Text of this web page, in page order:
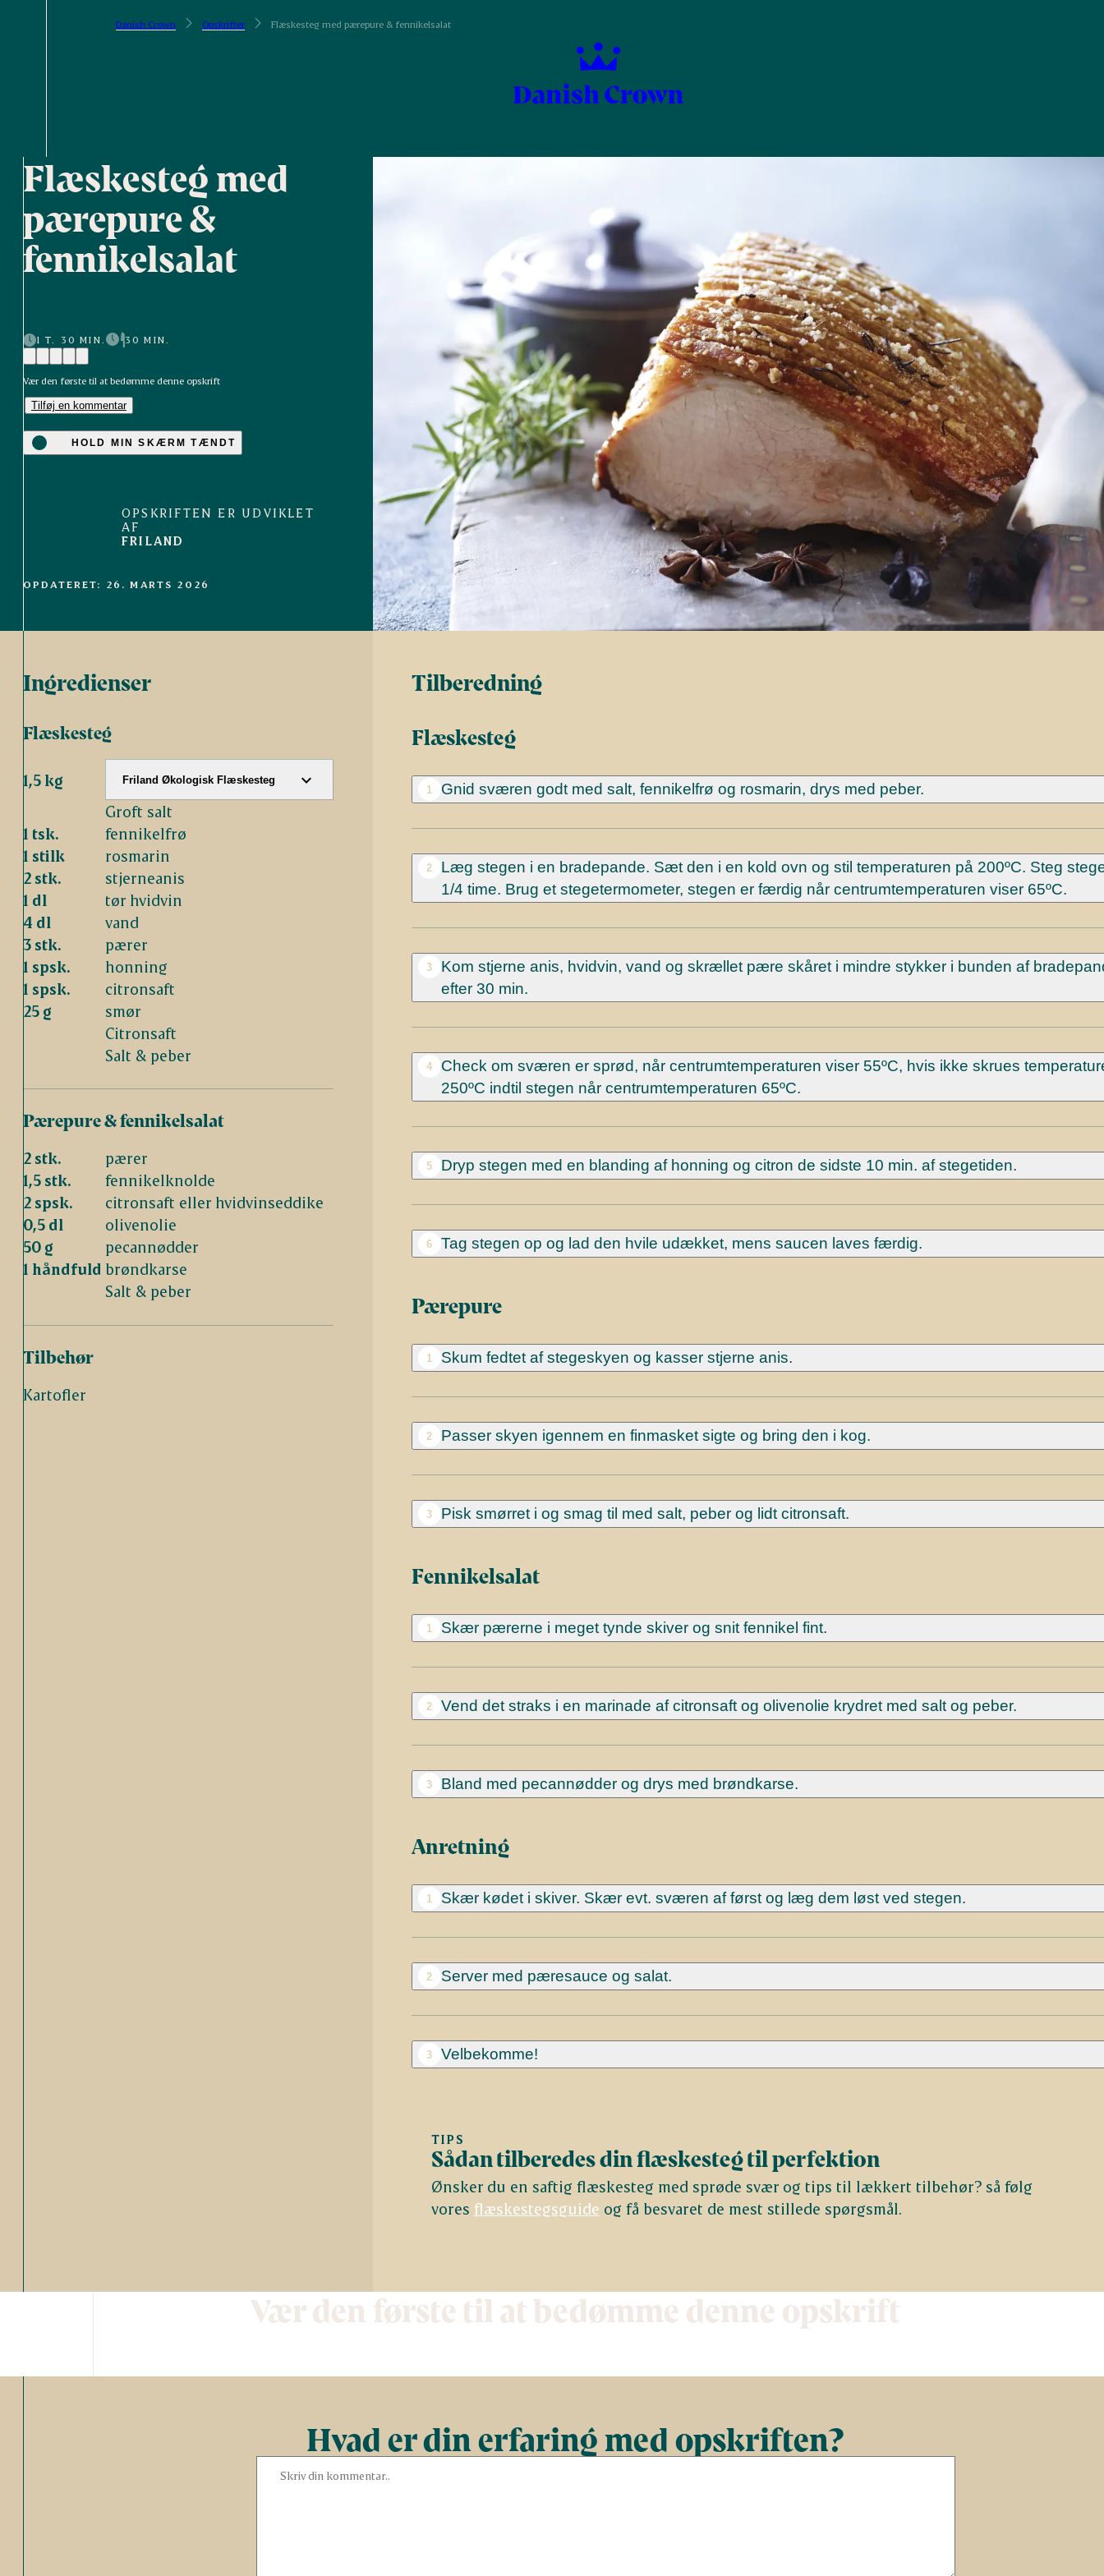
Danish Crown Opskrifter Flæskesteg med pærepure & fennikelsalat
Flæskesteg med
pærepure &
fennikelsalat
1 T. 30 MIN. 30 MIN.
Vær den første til at bedømme denne opskrift
Tilføj en kommentar
HOLD MIN SKÆRM TÆNDT
OPSKRIFTEN ER UDVIKLET
AF
FRILAND
OPDATERET: 26. MARTS 2026
Ingredienser
Flæskesteg
1,5 kg Friland Økologisk Flæskesteg
Groft salt
1 tsk.
fennikelfrø
1 stilk
rosmarin
2 stk.
stjerneanis
1 dl
tør hvidvin
4 dl
vand
3 stk.
pærer
1 spsk.
honning
1 spsk.
citronsaft
25 g
smør
Citronsaft
Salt & peber
Pærepure & fennikelsalat
2 stk.
pærer
1,5 stk.
fennikelknolde
2 spsk.
citronsaft eller hvidvinseddike
0,5 dl
olivenolie
50 g
pecannødder
1 håndfuld brøndkarse
Salt & peber
Tilbehør
Kartofler
Tilberedning
Flæskesteg
1 Gnid sværen godt med salt, fennikelfrø og rosmarin, drys med peber.
2
Læg stegen i en bradepande. Sæt den i en kold ovn og stil temperaturen på 200ºC. Steg
1/4 time. Brug et stegetermometer, stegen er færdig når centrumtemperaturen viser 65ºC.
3
Kom stjerne anis, hvidvin, vand og skrællet pære skåret i mindre stykker i bunden af
efter 30 min.
4
Check om sværen er sprød, når centrumtemperaturen viser 55ºC, hvis ikke skrues
250ºC indtil stegen når centrumtemperaturen 65ºC.
5 Dryp stegen med en blanding af honning og citron de sidste 10 min. af stegetiden.
6 Tag stegen op og lad den hvile udækket, mens saucen laves færdig.
Pærepure
1 Skum fedtet af stegeskyen og kasser stjerne anis.
2 Passer skyen igennem en finmasket sigte og bring den i kog.
3 Pisk smørret i og smag til med salt, peber og lidt citronsaft.
Fennikelsalat
1 Skær pærerne i meget tynde skiver og snit fennikel fint.
2 Vend det straks i en marinade af citronsaft og olivenolie krydret med salt og peber.
3 Bland med pecannødder og drys med brøndkarse.
Anretning
1 Skær kødet i skiver. Skær evt. sværen af først og læg dem løst ved stegen.
2 Server med pæresauce og salat.
3 Velbekomme!
TIPS
Sådan tilberedes din flæskesteg til perfektion
Ønsker du en saftig flæskesteg med sprøde svær og tips til lækkert tilbehør? så følg
vores flæskestegsguide og få besvaret de mest stillede spørgsmål.
Vær den første til at bedømme denne opskrift
Hvad er din erfaring med opskriften?